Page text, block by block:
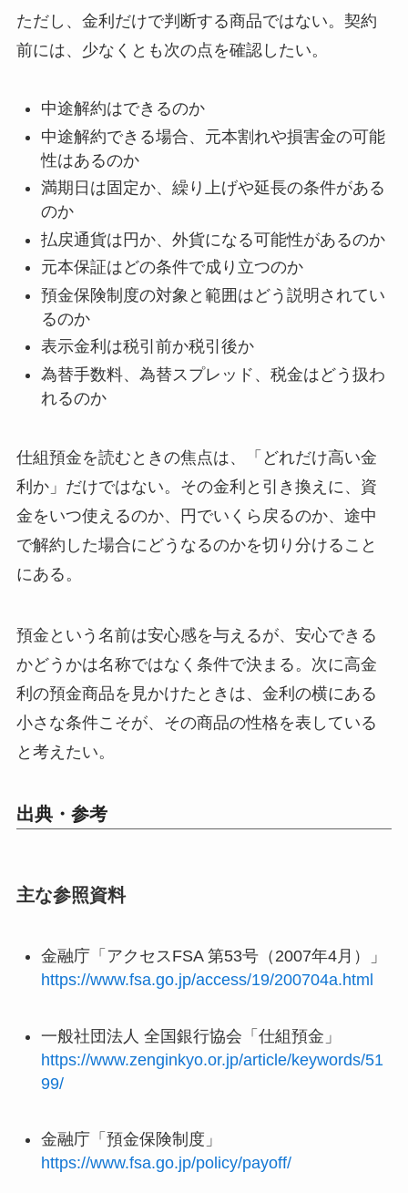
ただし、金利だけで判断する商品ではない。契約
前には、少なくとも次の点を確認したい。
中途解約はできるのか
中途解約できる場合、元本割れや損害金の可能
性はあるのか
満期日は固定か、繰り上げや延長の条件がある
のか
払戻通貨は円か、外貨になる可能性があるのか
元本保証はどの条件で成り立つのか
預金保険制度の対象と範囲はどう説明されてい
るのか
表示金利は税引前か税引後か
為替手数料、為替スプレッド、税金はどう扱わ
れるのか
仕組預金を読むときの焦点は、「どれだけ高い金
利か」だけではない。その金利と引き換えに、資
金をいつ使えるのか、円でいくら戻るのか、途中
で解約した場合にどうなるのかを切り分けること
にある。
預金という名前は安心感を与えるが、安心できる
かどうかは名称ではなく条件で決まる。次に高金
利の預金商品を見かけたときは、金利の横にある
小さな条件こそが、その商品の性格を表している
と考えたい。
出典・参考
主な参照資料
金融庁「アクセスFSA 第53号（2007年4月）」
https://www.fsa.go.jp/access/19/200704a.html
一般社団法人 全国銀行協会「仕組預金」
https://www.zenginkyo.or.jp/article/keywords/51
99/
金融庁「預金保険制度」
https://www.fsa.go.jp/policy/payoff/